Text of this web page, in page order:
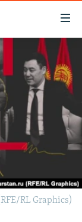
RL Graphics)